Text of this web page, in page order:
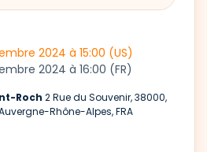
2024 à 15:00 (US)
2024 à 16:00 (FR)
Roch 2 Rue du Souvenir, 38000,
Rhône-Alpes, FRA